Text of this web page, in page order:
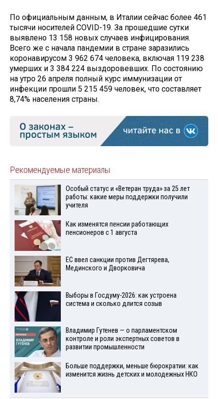
По официальным данным, в Италии сейчас более 461
тысячи носителей COVID-19. За прошедшие сутки
выявлено 13 158 новых случаев инфицирования.
Всего же с начала пандемии в стране заразились
коронавирусом 3 962 674 человека, включая 119 238
умерших и 3 384 224 выздоровевших. По состоянию
на утро 26 апреля полный курс иммунизации от
инфекции прошли 5 215 459 человек, что составляет
8,74% населения страны.
Рекомендуемые материалы
Особый статус и «Ветеран труда» за 25 лет
работы: какие меры поддержки получили
учителя
Как изменятся пенсии работающих
пенсионеров с 1 августа
ЕС ввел санкции против Дегтярева,
Мединского и Дворковича
Выборы в Госдуму-2026: как устроена
система и сколько длится созыв
Владимир Гутенев — о парламентском
контроле и роли экспертных советов в
развитии промышленности
Больше поддержки, меньше бюрократии: как
изменится жизнь детских и молодежных НКО